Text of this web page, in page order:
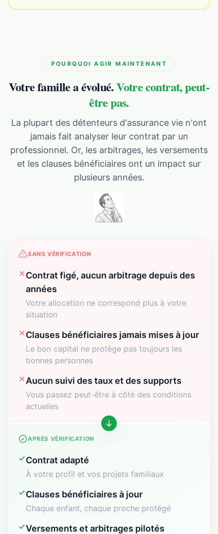
POURQUOI AGIR MAINTENANT
Votre famille a évolué.Votre contrat, peut-
être pas.
La plupart des détenteurs d'assurance vie n'ont
jamais fait analyser leur contrat par un
professionnel. Or, les arbitrages, les versements
et les clauses bénéficiaires ont un impact sur
plusieurs années.
SANS VÉRIFICATION
Contrat figé, aucun arbitrage depuis des
années
Votre allocation ne correspond plus à votre
situation
Clauses bénéficiaires jamais mises à jour
Le bon capital ne protège pas toujours les
bonnes personnes
Aucun suivi des taux et des supports
Vous passez peut-être à côté des conditions
actuelles
APRÈS VÉRIFICATION
Contrat adapté
À votre profil et vos projets familiaux
Clauses bénéficiaires à jour
Chaque enfant, chaque proche protégé
Versements et arbitrages pilotés